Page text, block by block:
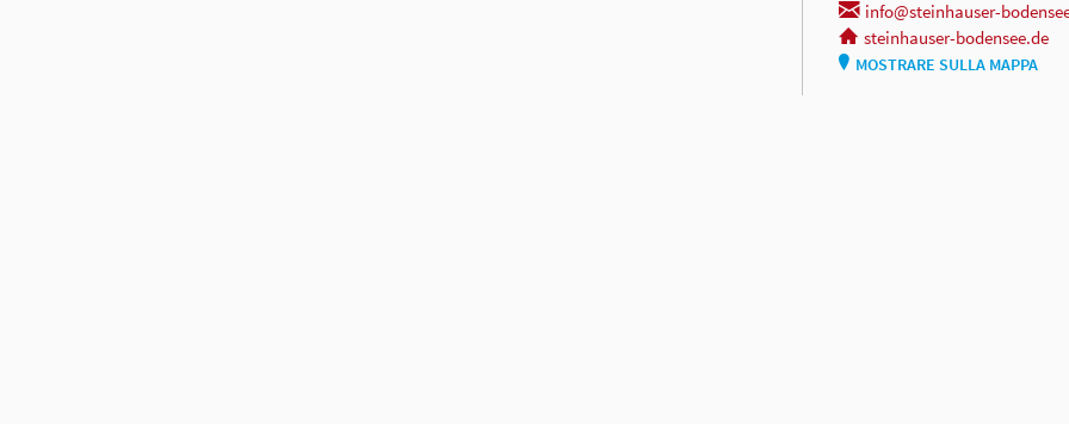
info@steinhauser-
steinhauser-bodensee.de
MOSTRARE SULLA MAPPA